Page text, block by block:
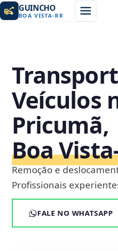
GUINCHO
BOA VISTA-RR
Veículos
Pricumã,
Boa
Remoção e
Profissionais
FALE NO WHATSAPP